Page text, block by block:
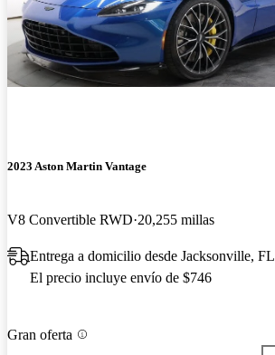
2023 Aston Martin Vantage
V8 Convertible RWD 20,255 millas
Entrega a domicilio desde Jacksonville, FL
El precio incluye envío de $746
Gran oferta